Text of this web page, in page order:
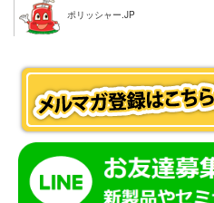
ポリッシャー.JP